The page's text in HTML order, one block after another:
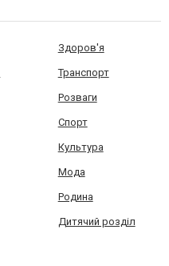
Здоров'я
Транспорт
Розваги
Спорт
Культура
Мода
Родина
Дитячий розділ